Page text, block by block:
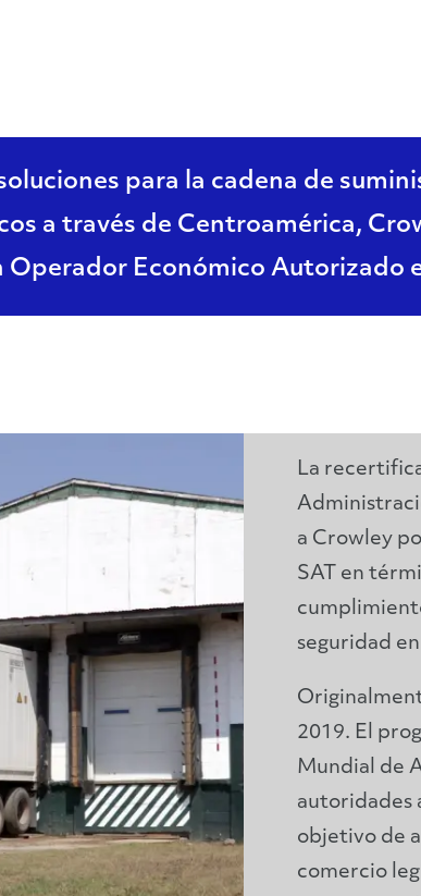
para la cadena de
a través de Centroamérica,
Económico Autorizado
La
a Crowley
SAT en
seguridad
2019. El
Mundial de
autoridades
objetivo de
comercio